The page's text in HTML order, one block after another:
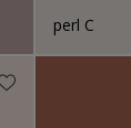
perl C